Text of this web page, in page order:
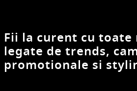
Fii la curent cu
legate de trends,
promotionale si